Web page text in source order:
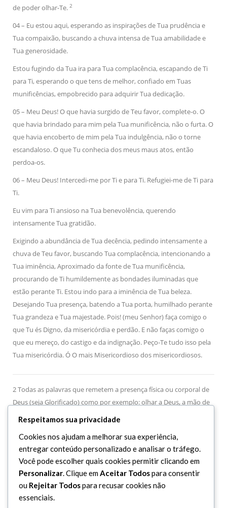
de poder olhar-Te. 2
04 – Eu estou aqui, esperando as inspirações de Tua prudência e
Tua compaixão, buscando a chuva intensa de Tua amabilidade e
Tua generosidade.
Estou fugindo da Tua ira para Tua complacência, escapando de Ti
para Ti, esperando o que tens de melhor, confiado em Tuas
munificências, empobrecido para adquirir Tua dedicação.
05 – Meu Deus! O que havia surgido de Teu favor, complete-o. O
que havia brindado para mim pela Tua munificência, não o furta. O
que havia encoberto de mim pela Tua indulgência, não o torne
escandaloso. O que Tu conhecia dos meus maus atos, então
perdoa-os.
06 – Meu Deus! Intercedi-me por Ti e para Ti. Refugiei-me de Ti para
Ti.
Eu vim para Ti ansioso na Tua benevolência, querendo
intensamente Tua gratidão.
Exigindo a abundância de Tua decência, pedindo intensamente a
chuva de Teu favor, buscando Tua complacência, intencionando a
Tua iminência, Aproximado da fonte de Tua munificência,
procurando de Ti humildemente as bondades iluminadas que
estão perante Ti. Estou indo para a iminência de Tua beleza.
Desejando Tua presença, batendo a Tua porta, humilhado perante
Tua grandeza e Tua majestade. Pois! (meu Senhor) faça comigo o
que Tu és Digno, da misericórdia e perdão. E não faças comigo o
que eu mereço, do castigo e da indignação. Peço-Tetudo isso pela
Tua misericórdia. Ó O mais Misericordioso dos misericordiosos.
2 Todas as palavras que remetem a presença física ou corporal de
Deus (seja Glorificado) como por exemplo: olhar a Deus, a mão de
Deus, a vinda de Deus, estão sendo usadas de forma metafórica.
d’Ele Altíssimo. Neste caso: “olhar-te”significa olhar par a
Grandeza de Deus, olhar para os efeitos e os sinais no dia do Juízo
Final. E também “a Mão de Deus”, significa o Poder de Deus.
Respeitamos sua privacidade
Cookies nos ajudam a melhorar sua experiência,
entregar conteúdo personalizado e analisar o tráfego.
Você pode escolher quais cookies permitir clicando em
Personalizar. Clique emAceitar Todospara consentir
ou Rejeitar Todospara recusar cookies não
essenciais.